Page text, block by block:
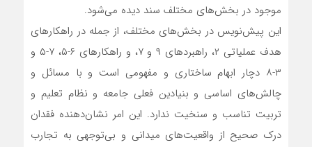
موجود در بخش‌های مختلف سند دیده می‌شود.
این پیش‌نویس در بخش‌های مختلف، از جمله در راهکارهای
هدف عملیاتی ۲، راهبردهای ۹ و ۷، و راهکارهای ۶-۵، ۷-۵ و
۳-۸ دچار ابهام ساختاری و مفهومی است و با مسائل و
چالش‌های اساسی و بنیادین فعلی جامعه و نظام تعلیم و
تربیت تناسب و سنخیت ندارد. این امر نشان‌دهنده فقدان
درک صحیح از واقعیت‌های میدانی و بی‌توجهی به تجارب